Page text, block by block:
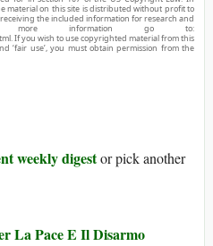
material on this site is distributed without profit to
the included information for research and
more information go to:
If you wish to use copyrighted material from this
‘fair use’, you must obtain permission from the
weekly digestor pick another
La Pace E Il Disarmo